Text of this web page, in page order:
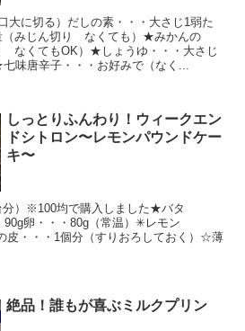
大に切る）だしの素・・・大さじ1弱た
（みじん切り なくても）★みかんの
なくてもOK）★しょうゆ・・・大さじ
味唐辛子・・・お好みで（なく...
しっとりふんわり！ウィークエン
ドシトロン〜レモンパウンドケー
キ〜
分）※100均で購入しました★バタ
卵・・・80g（常温）✳︎レモン
皮・・・1個分（すりおろしておく）☆薄
絶品！誰もが喜ぶミルクプリン